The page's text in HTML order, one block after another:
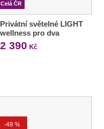
Celá ČR
Privátní světelné LIGHT
wellness pro dva
2 390 Kč
-49 %